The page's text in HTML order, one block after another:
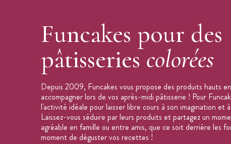
Funcakes pour des
pâtisseriescolorées
Depuis 2009, Funcakes vous propose des produits hauts
accompagner lors de vos après-midi pâtisserie ! Pour
l'activité idéale pour laisser libre cours à son imagination et
Laissez-vous séduire par leurs produits et partagez un
agréable en famille ou entre amis, que ce soit derrière les
moment de déguster vos recettes !